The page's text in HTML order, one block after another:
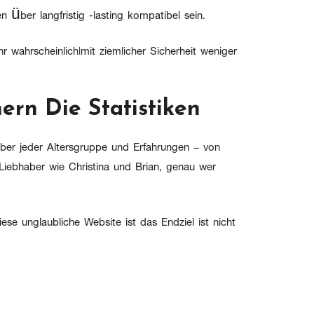
über langfristig -lasting kompatibel sein.
wahrscheinlich|mit ziemlicher Sicherheit weniger
Die Statistiken
jeder Altersgruppe und Erfahrungen – von
wie Christina und Brian, genau wer
unglaubliche Website ist das Endziel ist nicht